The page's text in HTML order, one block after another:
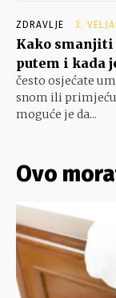
ZDRAVLJE 3.
Kako
putem i kada
često osjećate
snom ili
moguće je da...
Ovo